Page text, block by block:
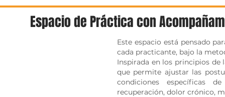
Espacio de Práctica con
Este espacio está pensado
cada practicante, bajo la
Inspirada en los principios de
que permite ajustar las
condiciones específicas
recuperación, dolor crónico,